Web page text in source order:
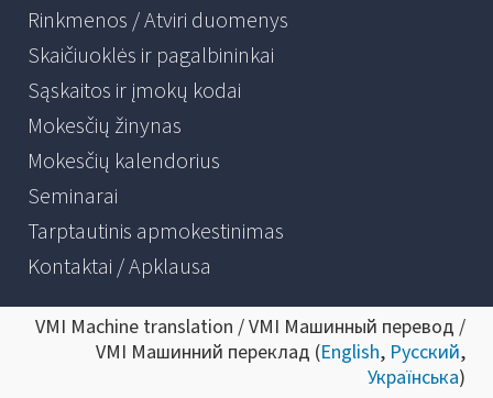
Rinkmenos / Atviri duomenys
Skaičiuoklės ir pagalbininkai
Sąskaitos ir įmokų kodai
Mokesčių žinynas
Mokesčių kalendorius
Seminarai
Tarptautinis apmokestinimas
Kontaktai / Apklausa
VMI Machine translation / VMI Машинный перевод /
VMI Машинний переклад (English, Русский,
Українська)